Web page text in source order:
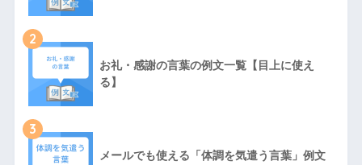
2
お礼・感謝の言葉の例文一覧【目上に使え
る】
3
メールでも使える「体調を気遣う言葉」例文